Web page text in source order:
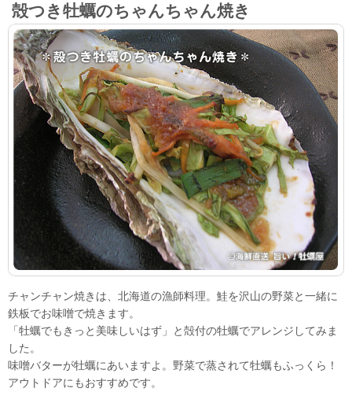
殻つき牡蠣のちゃんちゃん焼き
チャンチャン焼きは、北海道の漁師料理。鮭を沢山の野菜と一緒に
鉄板でお味噌で焼きます。
「牡蠣でもきっと美味しいはず」と殻付の牡蠣でアレンジしてみま
した。
味噌バターが牡蠣にあいますよ。野菜で蒸されて牡蠣もふっくら！
アウトドアにもおすすめです。